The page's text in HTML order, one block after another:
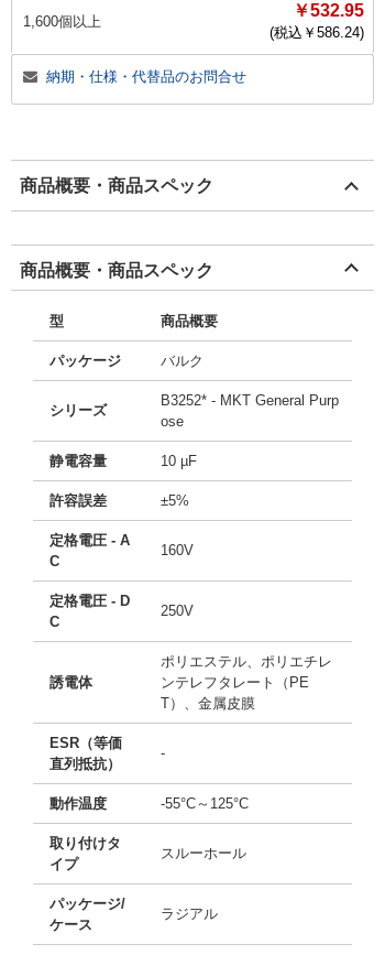
1,600個以上
￥532.95
(税込￥ 586.24)
納期・仕様・代替品のお問合せ
商品概要・商品スペック
商品概要・商品スペック
型 商品概要
パッケージ バルク
シリーズ
B3252* - MKT General Purp
ose
静電容量 10 µF
許容誤差 ±5%
定格電圧 - A
C
160V
定格電圧 - D
C
250V
誘電体
ポリエステル、ポリエチレ
ンテレフタレート（PE
T）、金属皮膜
ESR（等価
直列抵抗）
-
動作温度 -55°C～125°C
取り付けタ
イプ
スルーホール
パッケージ/
ケース
ラジアル